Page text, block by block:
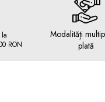
RON
Modalități
plată